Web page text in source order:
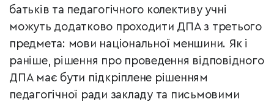
батьків та педагогічного колективу учні
можуть додатково проходити ДПА з третього
предмета: мови національної меншини. Як і
раніше, рішення про проведення відповідного
ДПА має бути підкріплене рішенням
педагогічної ради закладу та письмовими